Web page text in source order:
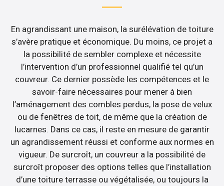
En agrandissant une maison, la surélévation de toiture
s’avère pratique et économique. Du moins, ce projet a
la possibilité de sembler complexe et nécessite
l’intervention d’un professionnel qualifié tel qu’un
couvreur. Ce dernier possède les compétences et le
savoir-faire nécessaires pour mener à bien
l’aménagement des combles perdus, la pose de velux
ou de fenêtres de toit, de même que la création de
lucarnes. Dans ce cas, il reste en mesure de garantir
un agrandissement réussi et conforme aux normes en
vigueur. De surcroît, un couvreur a la possibilité de
surcroît proposer des options telles que l’installation
d’une toiture terrasse ou végétalisée, ou toujours la